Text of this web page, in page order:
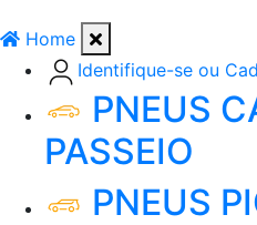
Home
Identifique-se ou
PNEUS
PASSEIO
PNEUS